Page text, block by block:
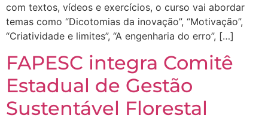
com textos, vídeos e exercícios, o curso vai abordar
temas como “Dicotomias da inovação”, “Motivação”,
“Criatividade e limites”, “A engenharia do erro”, […]
FAPESC integra Comitê
Estadual de Gestão
Sustentável Florestal